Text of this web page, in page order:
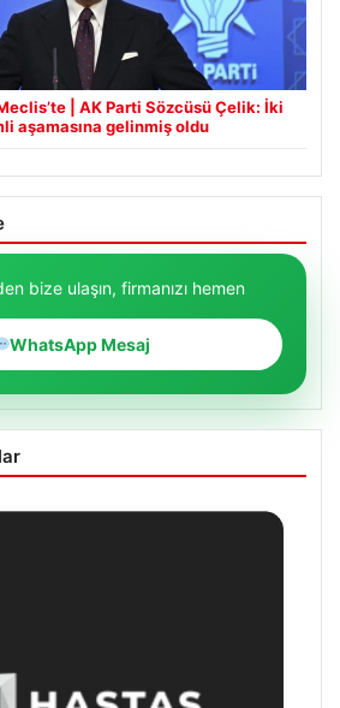
| AK Parti Sözcüsü Çelik: İki
aşamasına gelinmiş oldu
bize ulaşın, firmanızı hemen
WhatsApp Mesaj